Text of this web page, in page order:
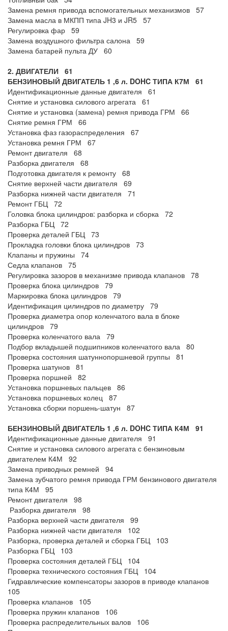
Замена ремня привода вспомогательных механизмов 57
Замена масла в МКПП типа JH3 и JR5 57
Регулировка фар 59
Замена воздушного фильтра салона 59
Замена батарей пульта ДУ 60
2. ДВИГАТЕЛИ 61
БЕНЗИНОВЫЙ ДВИГАТЕЛЬ 1 ,6 л. DOHC ТИПА К7М 61
Идентификационные данные двигателя 61
Снятие и установка силового агрегата 61
Снятие и установка (замена) ремня привода ГРМ 66
Снятие ремня ГРМ 66
Установка фаз газораспределения 67
Установка ремня ГРМ 67
Ремонт двигателя 68
Разборка двигателя 68
Подготовка двигателя к ремонту 68
Снятие верхней части двигателя 69
Разборка нижней части двигателя 71
Ремонт ГБЦ 72
Головка блока цилиндров: разборка и сборка 72
Разборка ГБЦ 72
Проверка деталей ГБЦ 73
Прокладка головки блока цилиндров 73
Клапаны и пружины 74
Седла клапанов 75
Регулировка зазоров в механизме привода клапанов 78
Проверка блока цилиндров 79
Маркировка блока цилиндров 79
Идентификация цилиндров по диаметру 79
Проверка диаметра опор коленчатого вала в блоке
цилиндров 79
Проверка коленчатого вала 79
Подбор вкладышей подшипников коленчатого вала 80
Проверка состояния шатуннопоршневой группы 81
Проверка шатунов 81
Проверка поршней 82
Установка поршневых пальцев 86
Установка поршневых колец 87
Установка сборки поршень-шатун 87
БЕНЗИНОВЫЙ ДВИГАТЕЛЬ 1 ,6 л. DOHC ТИПА К4М 91
Идентификационные данные двигателя 91
Снятие и установка силового агрегата с бензиновым
двигателем К4М 92
Замена приводных ремней 94
Замена зубчатого ремня привода ГРМ бензинового двигателя
типа К4М 95
Ремонт двигателя 98
Разборка двигателя 98
Разборка верхней части двигателя 99
Разборка нижней части двигателя 102
Разборка, проверка деталей и сборка ГБЦ 103
Разборка ГБЦ 103
Проверка состояния деталей ГБЦ 104
Проверка технического состояния ГБЦ 104
Гидравлические компенсаторы зазоров в приводе клапанов
105
Проверка клапанов 105
Проверка пружин клапанов 106
Проверка распределительных валов 106